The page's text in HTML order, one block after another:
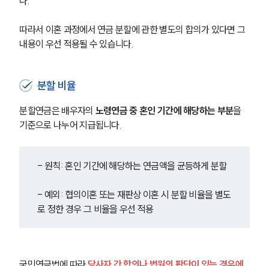
따라서 이혼 과정에서 연금 분할에 관한 별도의 합의가 있다면 그
내용이 우선 적용될 수 있습니다.
분할 비율
분할연금은 배우자의 노령연금 중 혼인 기간에 해당하는 부분을
기준으로 나누어 지급됩니다.
- 원칙: 혼인 기간에 해당하는 연금액을 균등하게 분할
- 예외: 협의이혼 또는 재판상 이혼 시 분할 비율을 별도
로 정한 경우 그 비율을 우선 적용